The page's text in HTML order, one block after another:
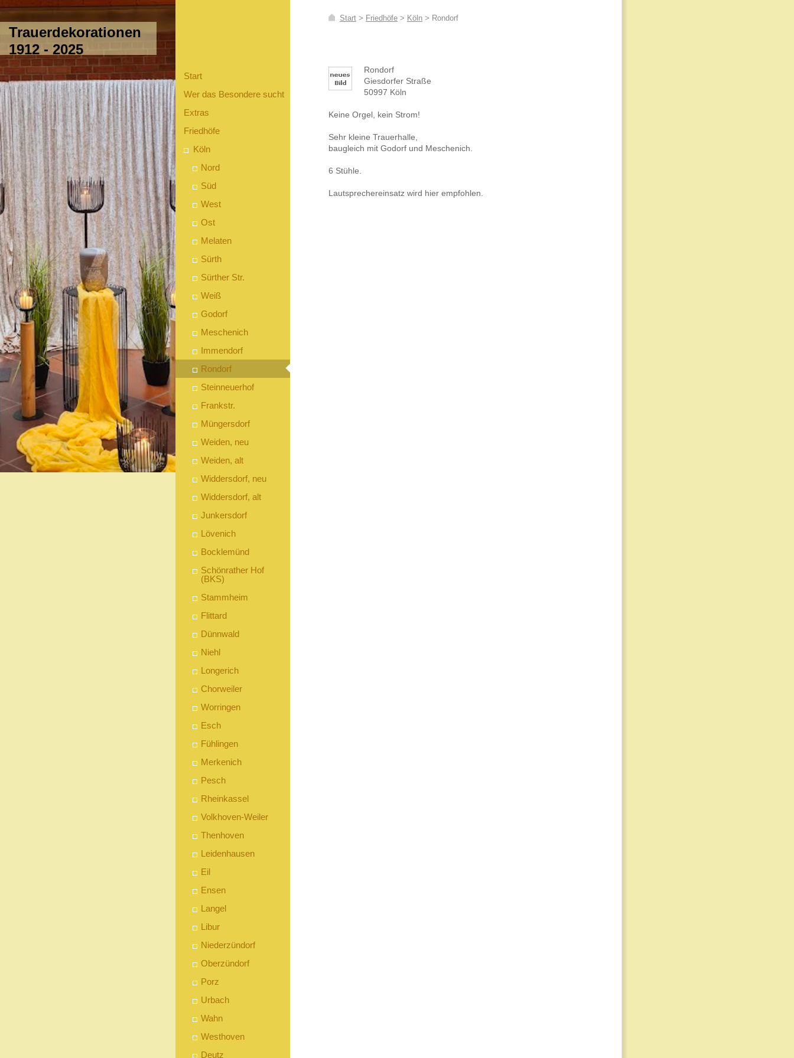
Trauerdekorationen
1912 - 2025
Start
Wer das Besondere sucht
Extras
Friedhöfe
Köln
Nord
Süd
West
Ost
Melaten
Sürth
Sürther Str.
Weiß
Godorf
Meschenich
Immendorf
Rondorf
Steinneuerhof
Frankstr.
Müngersdorf
Weiden, neu
Weiden, alt
Widdersdorf, neu
Widdersdorf, alt
Junkersdorf
Lövenich
Bocklemünd
Schönrather Hof
(BKS)
Stammheim
Flittard
Dünnwald
Niehl
Longerich
Chorweiler
Worringen
Esch
Fühlingen
Merkenich
Pesch
Rheinkassel
Volkhoven-Weiler
Thenhoven
Leidenhausen
Eil
Ensen
Langel
Libur
Niederzündorf
Oberzündorf
Porz
Urbach
Wahn
Westhoven
Deutz
Start > Friedhöfe > Köln > Rondorf
Rondorf
Giesdorfer Straße
50997 Köln
Keine Orgel, kein Strom!
Sehr kleine Trauerhalle,
baugleich mit Godorf und Meschenich.
6 Stühle.
Lautsprechereinsatz wird hier empfohlen.